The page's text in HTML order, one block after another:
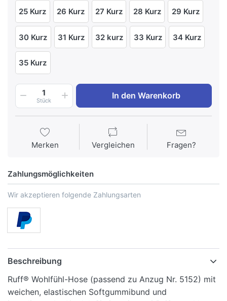
25 Kurz 26 Kurz 27 Kurz 28 Kurz 29 Kurz
30 Kurz 31 Kurz 32 kurz 33 Kurz 34 Kurz
35 Kurz
1
Stück In den Warenkorb
Merken Vergleichen Fragen?
Zahlungsmöglichkeiten
Wir akzeptieren folgende Zahlungsarten
Beschreibung
Ruff® Wohlfühl-Hose (passend zu Anzug Nr. 5152) mit
weichen, elastischen Softgummibund und